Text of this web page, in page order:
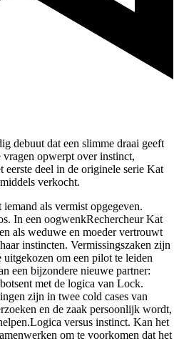
debuut dat een slimme draai geeft
opwerpt over instinct,
deel in de originele serie Kat
verkocht.
als vermist opgegeven.
In een oogwenkRechercheur Kat
als weduwe en moeder vertrouwt
instincten. Vermissingszaken zijn
om een pilot te leiden
een bijzondere nieuwe partner:
met de logica van Lock.
zijn in twee cold cases van
en de zaak persoonlijk wordt,
versus instinct. Kan het
om te voorkomen dat het